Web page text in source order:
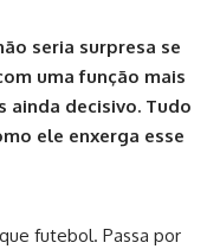
seria surpresa se
uma função mais
ainda decisivo. Tudo
ele enxerga esse
futebol. Passa por